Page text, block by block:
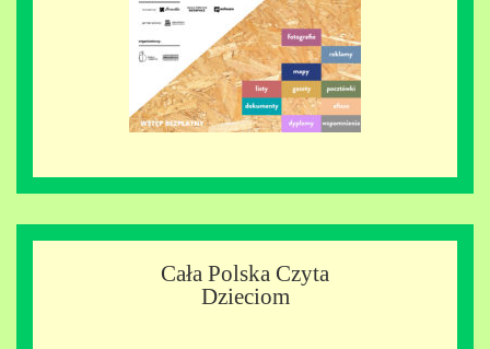
Cała Polska Czyta
Dzieciom